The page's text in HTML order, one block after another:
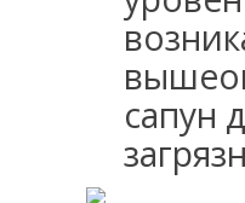
сапун